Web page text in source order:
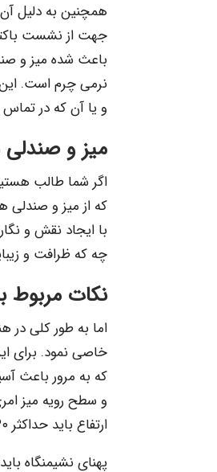
همچنین به دلیل
جهت از نشست
باعث شده میز و
نرمی چرم است.
و یا آن که در
میز و صندلی
اگر شما طالب
که از میز و صندلی
با ایجاد نقش و
چه که ظرافت و
نکات مربوط
اما به طور کلی در
خاصی نمود. برای
که به مرور باعث
و سطح رویه میز
ارتفاع باید حداکثر ۳۰ سانتی باشد. نشیمنگاه نیز جدای از بحث آسایش نخواهد بود.
پهنای نشیمنگاه